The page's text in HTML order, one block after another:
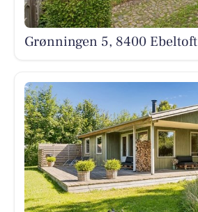
Grønningen 5, 8400 Ebeltoft